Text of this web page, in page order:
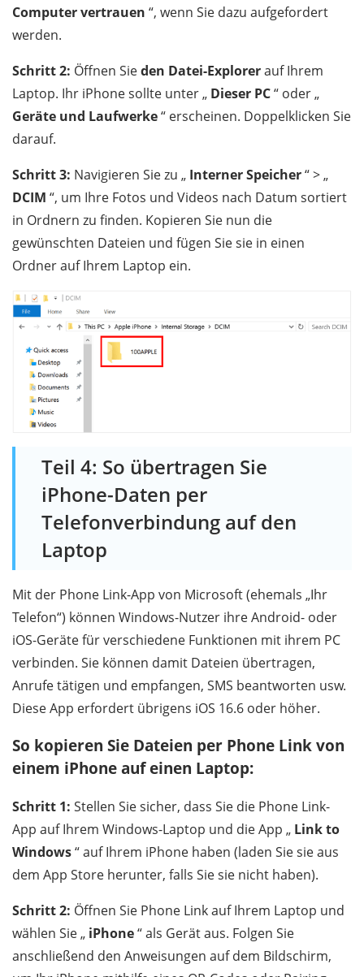
Computer vertrauen “, wenn Sie dazu aufgefordert
werden.
Schritt 2: Öffnen Sieden Datei-Explorerauf Ihrem
Laptop. Ihr iPhone sollte unter „ Dieser PC“ oder „
Geräte und Laufwerke“ erscheinen. Doppelklicken Sie
darauf.
Schritt 3: Navigieren Sie zu „ Interner Speicher“ > „
DCIM “, um Ihre Fotos und Videos nach Datum sortiert
in Ordnern zu finden. Kopieren Sie nun die
gewünschten Dateien und fügen Sie sie in einen
Ordner auf Ihrem Laptop ein.
Teil 4: So übertragen Sie
iPhone-Daten per
Telefonverbindung auf den
Laptop
Mit der Phone Link-App von Microsoft (ehemals „Ihr
Telefon“) können Windows-Nutzer ihre Android- oder
iOS-Geräte für verschiedene Funktionen mit ihrem PC
verbinden. Sie können damit Dateien übertragen,
Anrufe tätigen und empfangen, SMS beantworten usw.
Diese App erfordert übrigens iOS 16.6 oder höher.
So kopieren Sie Dateien per Phone Link von
einem iPhone auf einen Laptop:
Schritt 1: Stellen Sie sicher, dass Sie die Phone Link-
App auf Ihrem Windows-Laptop und die App „ Link to
Windows“ auf Ihrem iPhone haben (laden Sie sie aus
dem App Store herunter, falls Sie sie nicht haben).
Schritt 2: Öffnen Sie Phone Link auf Ihrem Laptop und
wählen Sie „ iPhone“ als Gerät aus. Folgen Sie
anschließend den Anweisungen auf dem Bildschirm,